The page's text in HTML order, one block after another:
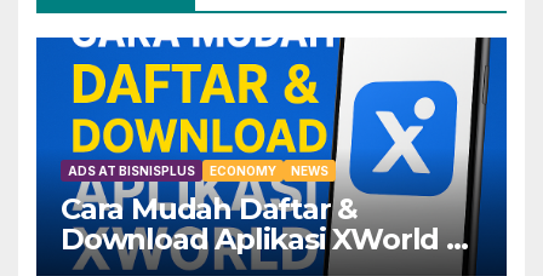
ADS AT BISNISPLUS ECONOMY NEWS
Cara Mudah Daftar &
Download Aplikasi XWorld —